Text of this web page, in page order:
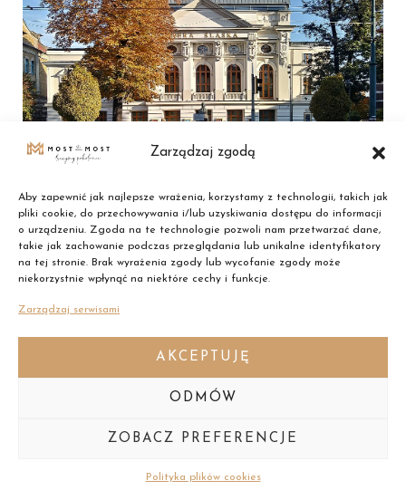
Zarządzaj zgodą
Aby zapewnić jak najlepsze wrażenia, korzystamy z technologii, takich jak
pliki cookie, do przechowywania i/lub uzyskiwania dostępu do informacji
o urządzeniu. Zgoda na te technologie pozwoli nam przetwarzać dane,
takie jak zachowanie podczas przeglądania lub unikalne identyfikatory
na tej stronie. Brak wyrażenia zgody lub wycofanie zgody może
niekorzystnie wpłynąć na niektóre cechy i funkcje.
Zarządzaj serwisami
AKCEPTUJĘ
ODMÓW
ZOBACZ PREFERENCJE
Polityka plików cookies
Bytom | Opera Śląska
Nasz Zabytek / Śląskie / 2022
obiektów w skali regionu. Został wzniesiony w stylu
według projektu berlińskiego architekta…